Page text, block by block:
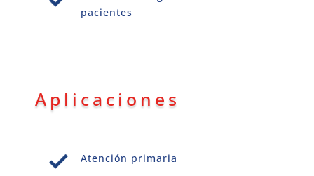
pacientes
Aplicaciones
Atención primaria